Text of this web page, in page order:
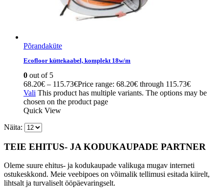
Põrandaküte
Ecofloor küttekaabel, komplekt 18w/m
0 out of 5
68.20€ – 115.73€Price range: 68.20€ through 115.73€
Vali This product has multiple variants. The options may be
chosen on the product page
Quick View
Näita:
TEIE EHITUS- JA KODUKAUPADE PARTNER
Oleme suure ehitus- ja kodukaupade valikuga mugav interneti
ostukeskkond. Meie veebipoes on võimalik tellimusi esitada kiirelt,
lihtsalt ja turvaliselt ööpäevaringselt.